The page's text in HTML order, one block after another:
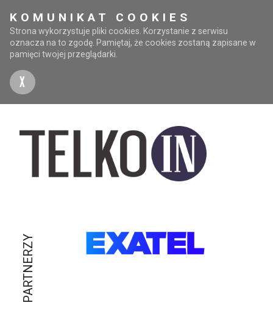
KOMUNIKAT COOKIES
Strona wykorzystuje pliki cookies. Korzystanie z serwisu
oznacza na to zgodę. Pamiętaj, że cookies zostaną zapisane w
pamięci twojej przeglądarki.
X
PARTNERZY